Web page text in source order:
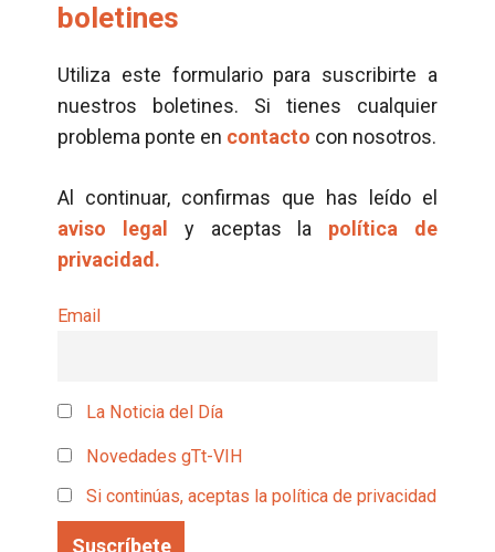
boletines
Utiliza este formulario para suscribirte a
nuestros boletines. Si tienes cualquier
problema ponte en contacto con nosotros.
Al continuar, confirmas que has leído el
aviso legal
y aceptas la política de
privacidad.
Email
La Noticia del Día
Novedades gTt-VIH
Si continúas, aceptas la política de privacidad